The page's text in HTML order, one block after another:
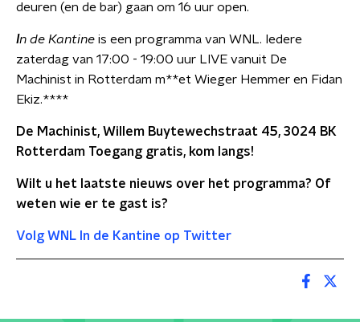
deuren (en de bar) gaan om 16 uur open.
In de Kantine is een programma van WNL. Iedere
zaterdag van 17:00 - 19:00 uur LIVE vanuit De
Machinist in Rotterdam m**et Wieger Hemmer en Fidan
Ekiz.****
De Machinist, Willem Buytewechstraat 45, 3024 BK
Rotterdam Toegang gratis, kom langs!
Wilt u het laatste nieuws over het programma? Of
weten wie er te gast is?
Volg WNL In de Kantine op Twitter